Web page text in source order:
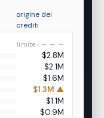
origine dei
crediti
limite · — — —
$2.8M
$2.1M
$1.6M
$1.3M ▲
$1.1M
$0.9M